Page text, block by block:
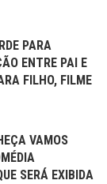
PARA
ENTRE PAI E
FILHO, FILME
VAMOS
SERÁ EXIBIDA